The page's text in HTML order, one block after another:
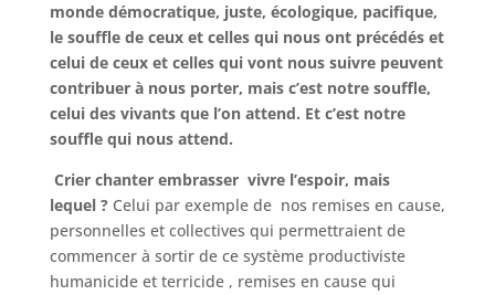
monde démocratique, juste, écologique, pacifique,
le souffle de ceux et celles qui nous ont précédés et
celui de ceux et celles qui vont nous suivre peuvent
contribuer à nous porter, mais c’est notre souffle,
celui des vivants que l’on attend. Et c’est notre
souffle qui nous attend.
Crier chanter embrasser vivre l’espoir, mais
lequel ? Celui par exemple de nos remises en cause,
personnelles et collectives qui permettraient de
commencer à sortir de ce système productiviste
humanicide et terricide , remises en cause qui